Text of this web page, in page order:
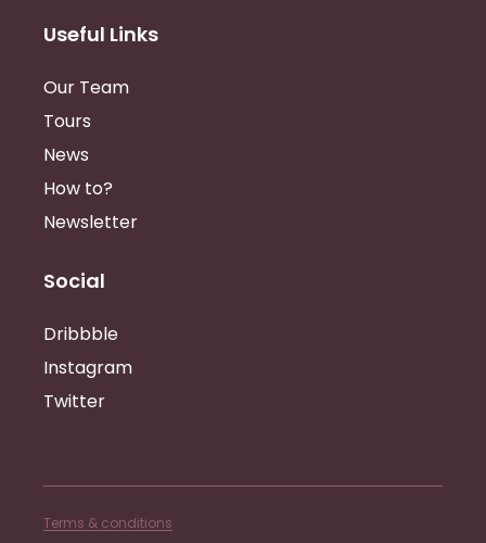
Useful Links
Our Team
Tours
News
How to?
Newsletter
Social
Dribbble
Instagram
Twitter
Terms & conditions